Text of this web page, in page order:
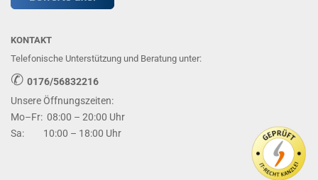
KONTAKT
Telefonische Unterstützung und Beratung unter:
✆ 0176/56832216
Unsere Öffnungszeiten:
Mo–Fr: 08:00 – 20:00 Uhr
Sa: 10:00 – 18:00 Uhr